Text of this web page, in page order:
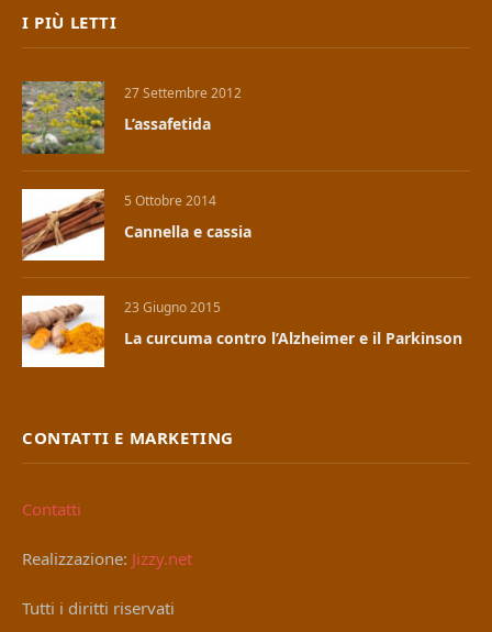
I PIÙ LETTI
27 Settembre 2012
L’assafetida
5 Ottobre 2014
Cannella e cassia
23 Giugno 2015
La curcuma contro l’Alzheimer e il Parkinson
CONTATTI E MARKETING
Contatti
Realizzazione: Jizzy.net
Tutti i diritti riservati